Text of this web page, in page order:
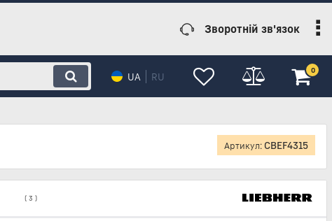
Зворотній зв'язок
RU
UA
0
Артикул: CBEF4315
( 3 )